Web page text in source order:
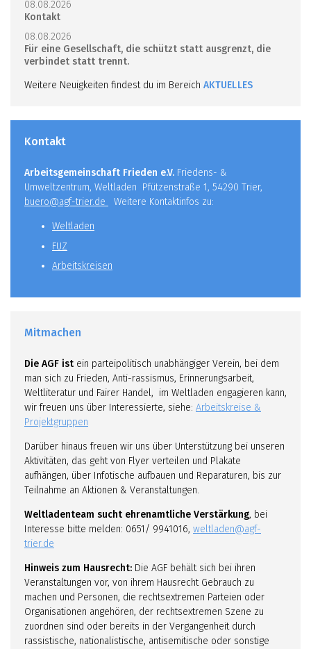
08.08.2026
Kontakt
08.08.2026
Für eine Gesellschaft, die schützt statt ausgrenzt, die
verbindet statt trennt.
Weitere Neuigkeiten findest du im Bereich AKTUELLES
Kontakt
Arbeitsgemeinschaft Frieden e.V. Friedens- &
Umweltzentrum, Weltladen Pfützenstraße 1, 54290 Trier,
buero@agf-trier.de
Weitere Kontaktinfos zu:
Weltladen
FUZ
Arbeitskreisen
Mitmachen
Die AGF ist ein parteipolitisch unabhängiger Verein, bei dem
man sich zu Frieden, Anti-rassismus, Erinnerungsarbeit,
Weltliteratur und Fairer Handel, im Weltladen engagieren kann,
wir freuen uns über Interessierte, siehe: Arbeitskreise &
Projektgruppen
Darüber hinaus freuen wir uns über Unterstützung bei unseren
Aktivitäten, das geht von Flyer verteilen und Plakate
aufhängen, über Infotische aufbauen und Reparaturen, bis zur
Teilnahme an Aktionen & Veranstaltungen.
Weltladenteam sucht ehrenamtliche Verstärkung, bei
Interesse bitte melden: 0651/ 9941016, weltladen@agf-
trier.de
Hinweis zum Hausrecht: Die AGF behält sich bei ihren
Veranstaltungen vor, von ihrem Hausrecht Gebrauch zu
machen und Personen, die rechtsextremen Parteien oder
Organisationen angehören, der rechtsextremen Szene zu
zuordnen sind oder bereits in der Vergangenheit durch
rassistische, nationalistische, antisemitische oder sonstige